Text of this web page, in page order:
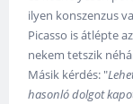
ilyen konszenzus
Picasso is átlépte
nekem tetszik
Másik kérdés: "
hasonló dolgot